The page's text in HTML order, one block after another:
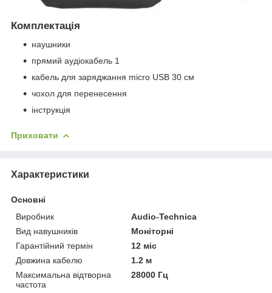
Комплектація
наушники
прямий аудіокабель 1
кабель для заряджання micro USB 30 см
чохол для перенесення
інструкція
Приховати
Характеристики
Основні
Виробник
Audio-Technica
Вид навушників
Моніторні
Гарантійний термін
12 міс
Довжина кабелю
1.2 м
Максимальна відтворна
частота
28000 Гц